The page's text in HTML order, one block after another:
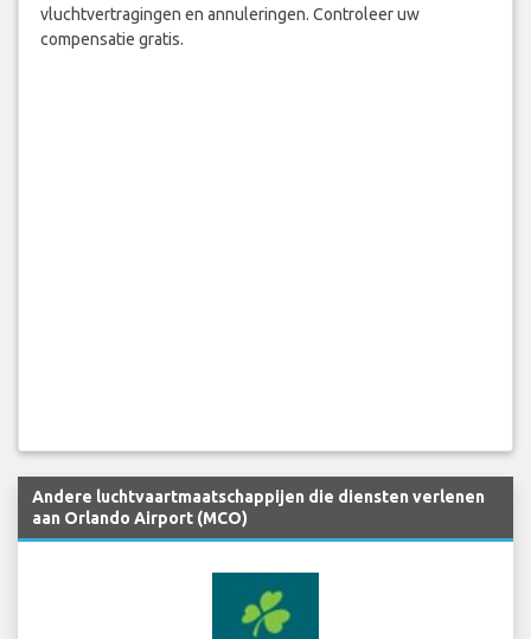
vluchtvertragingen en annuleringen. Controleer uw
compensatie gratis.
Andere luchtvaartmaatschappijen die diensten verlenen
aan Orlando Airport (MCO)